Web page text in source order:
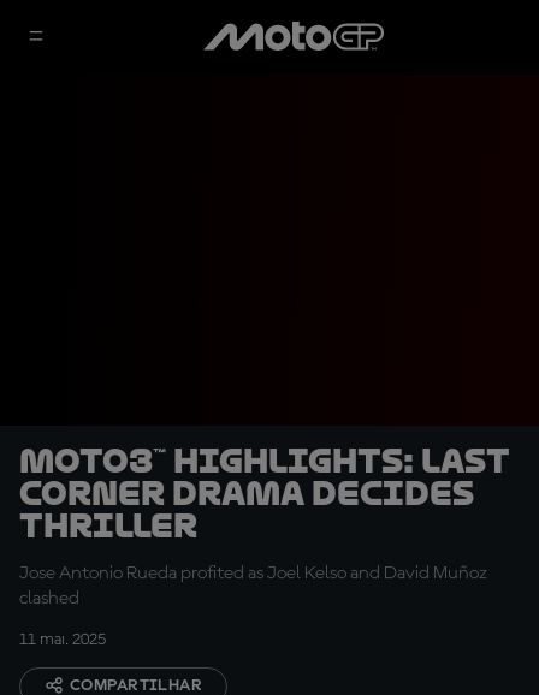
Moto3™ highlights: Last
corner drama decides
thriller
Jose Antonio Rueda profited as Joel Kelso and David Muñoz
clashed
11 mai. 2025
COMPARTILHAR